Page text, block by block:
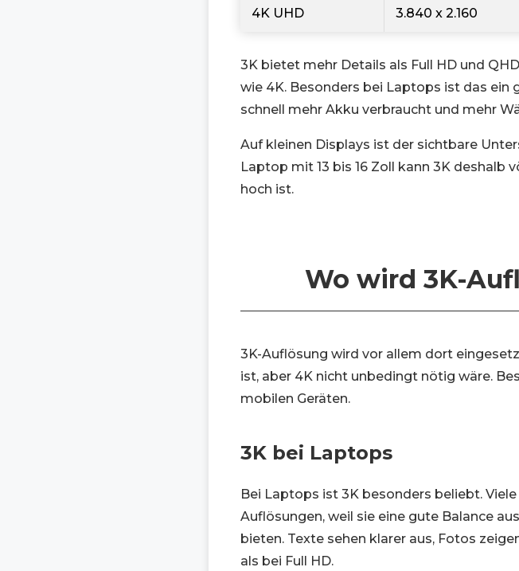
4K UHD 3.840 x 2.160
3K bietet mehr Details als Full HD und
wie 4K. Besonders bei Laptops ist das ein
schnell mehr Akku verbraucht und mehr
Auf kleinen Displays ist der sichtbare
Laptop mit 13 bis 16 Zoll kann 3K deshalb
hoch ist.
Wo wird 3K-
3K-Auflösung wird vor allem dort
ist, aber 4K nicht unbedingt nötig wäre.
mobilen Geräten.
3K bei Laptops
Bei Laptops ist 3K besonders beliebt.
Auflösungen, weil sie eine gute Balance
bieten. Texte sehen klarer aus, Fotos
als bei Full HD.